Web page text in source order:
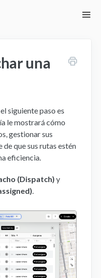
Móvil
una
siguiente paso es
le mostrará cómo
gestionar sus
que sus rutas estén
eficiencia.
(Dispatch) y
.